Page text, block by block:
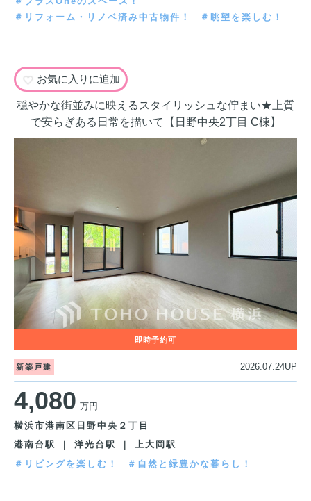
＃リフォーム・リノベ済み中古物件！
＃眺望を楽しむ！
お気に入りに追加
穏やかな街並みに映えるスタイリッシュな佇まい★上質
で安らぎある日常を描いて【日野中央2丁目 C棟】
新築戸建 2026.07.24UP
4,080 万円
横浜市港南区日野中央２丁目
港南台駅 ｜ 洋光台駅 ｜ 上大岡駅
＃リビングを楽しむ！
＃自然と緑豊かな暮らし！